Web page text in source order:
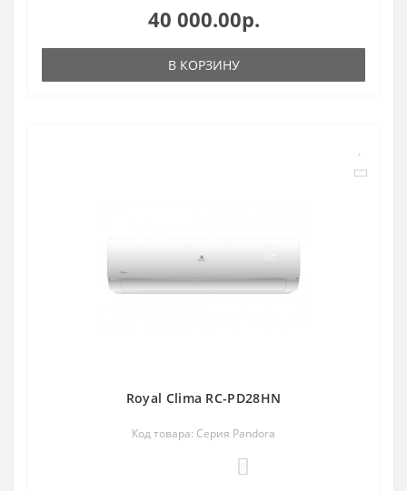
40 000.00р.
В КОРЗИНУ
Royal Clima RC-PD28HN
Код товара: Серия Pandora